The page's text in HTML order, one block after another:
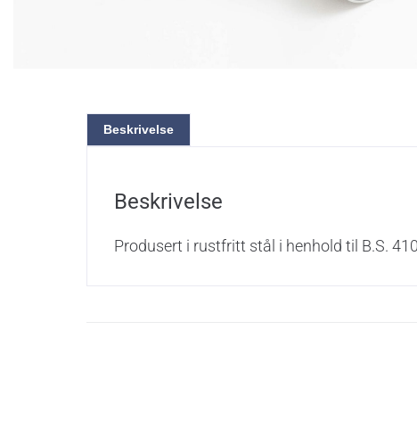
Beskrivelse
Beskrivelse
Produsert i rustfritt stål i henhold til B.S.